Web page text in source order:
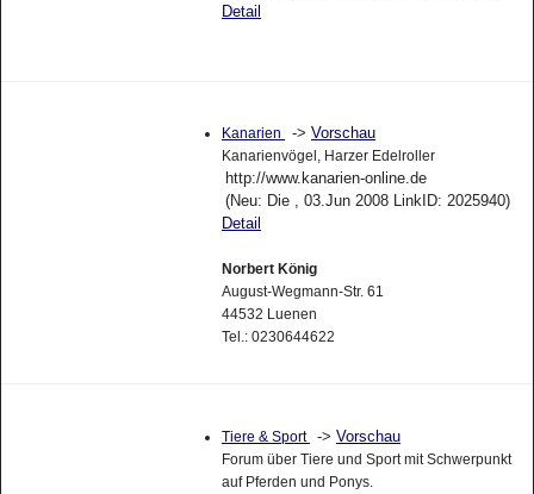
Detail
Kanarien -> Vorschau
Kanarienvögel, Harzer Edelroller
http://www.kanarien-online.de
(Neu: Die , 03.Jun 2008 LinkID: 2025940)
Detail
Norbert König
August-Wegmann-Str. 61
44532 Luenen
Tel.: 0230644622
Tiere & Sport -> Vorschau
Forum über Tiere und Sport mit Schwerpunkt
auf Pferden und Ponys.